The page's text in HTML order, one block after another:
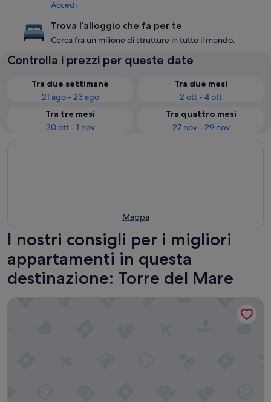
Accedi
Trova l’alloggio che fa per te
Cerca fra un milione di strutture in tutto il mondo.
Controlla i prezzi per queste date
Tra due settimane
21 ago - 23 ago
Tra due mesi
2 ott - 4 ott
Tra tre mesi
30 ott - 1 nov
Tra quattro mesi
27 nov - 29 nov
Mappa
I nostri consigli per i migliori
appartamenti in questa
destinazione: Torre del Mare